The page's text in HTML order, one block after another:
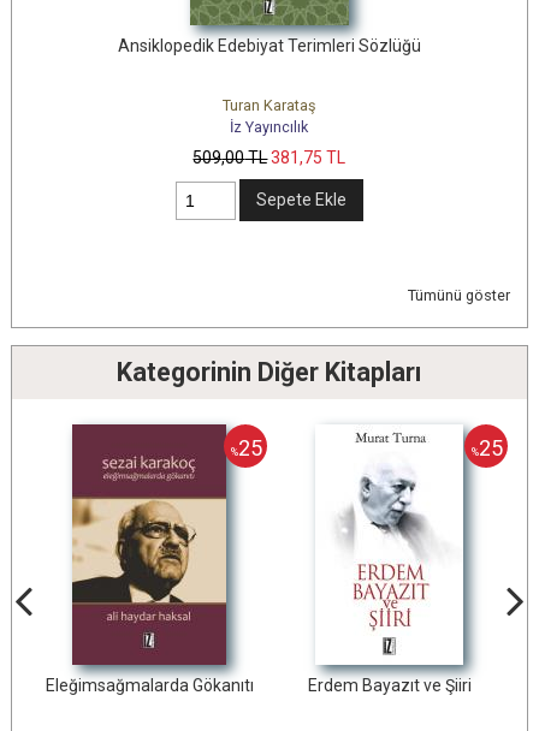
Ansiklopedik Edebiyat Terimleri Sözlüğü
Turan Karataş
İz Yayıncılık
509,00TL381,75 TL
Sepete Ekle
Tümünü göster
Kategorinin Diğer Kitapları
Gökanıtı
25
Erdem Bayazıt ve Şiiri
Necip Fazıl: